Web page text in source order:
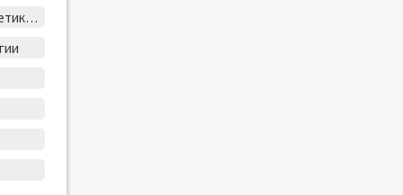
Судовождение и энергетика судов